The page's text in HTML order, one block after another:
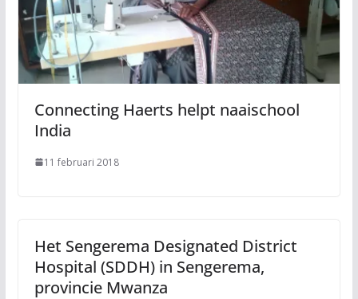
Connecting Haerts helpt naaischool
India
11 februari 2018
Het Sengerema Designated District
Hospital (SDDH) in Sengerema,
provincie Mwanza